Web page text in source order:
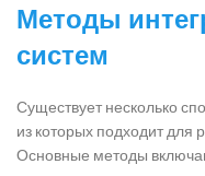
Методы
систем
Существует несколько
из которых подходит для
Основные методы